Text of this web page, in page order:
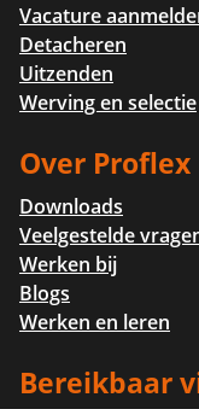
Vacature
Detacheren
Uitzenden
Werving en selectie
Over Proflex
Downloads
Veelgestelde
Werken bij
Blogs
Werken en leren
Bereikbaar